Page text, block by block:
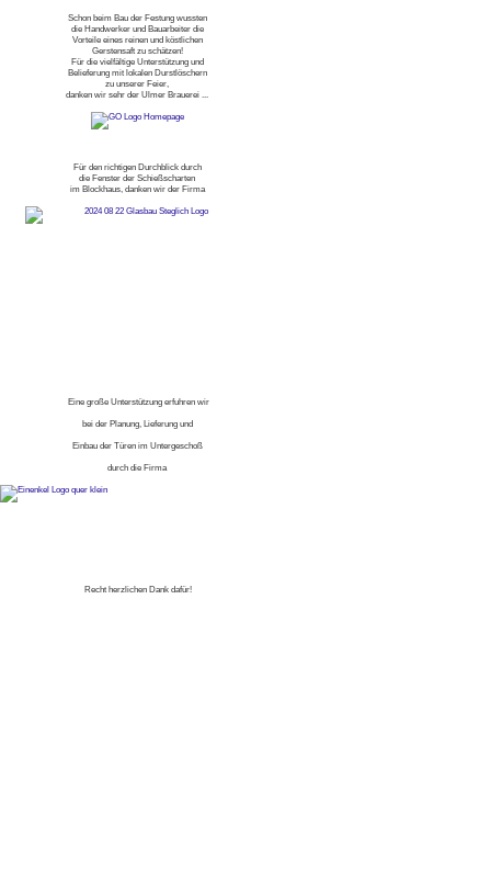
Schon beim Bau der Festung wussten
die Handwerker und Bauarbeiter die
Vorteile eines reinen und köstlichen
Gerstensaft zu schätzen!
Für die vielfältige Unterstützung und
Belieferung mit lokalen Durstlöschern
zu unserer Feier,
danken wir sehr der Ulmer Brauerei ...
Für den richtigen Durchblick durch
die Fenster der Schießscharten
im Blockhaus, danken wir der Firma
Eine große Unterstützung erfuhren wir
bei der Planung, Lieferung und
Einbau der Türen im Untergeschoß
durch die Firma
Recht herzlichen Dank dafür!